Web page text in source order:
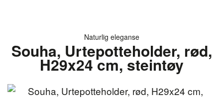
Naturlig eleganse
Souha, Urtepotteholder, rød,
H29x24 cm, steintøy